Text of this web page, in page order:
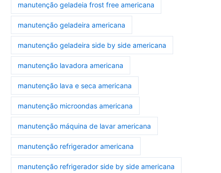
manutenção geladeia frost free americana
manutenção geladeira americana
manutenção geladeira side by side americana
manutenção lavadora americana
manutenção lava e seca americana
manutenção microondas americana
manutenção máquina de lavar americana
manutenção refrigerador americana
manutenção refrigerador side by side americana